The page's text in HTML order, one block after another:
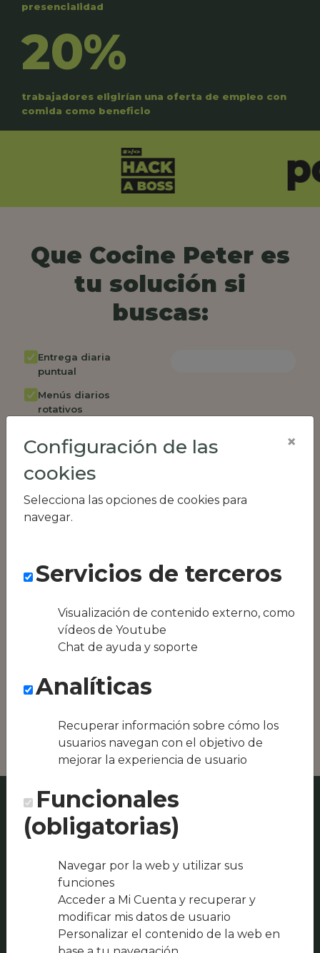
presencialidad
20%
trabajadores eligirían una oferta de empleo con
comida como beneficio
Que Cocine Peter es
tu solución si
buscas:
Entrega diaria
puntual
Menús diarios
rotativos
semanalmente
Factura única
Acceso individual
RR.HH
equipos híbridos
Conseguimos la
oferta local de tu
ser Restaurant
Crist o Kahlo's
Configuración de las
cookies
Selecciona las opciones de cookies para
navegar.
×
Servicios de terceros
Visualización de contenido externo, como
vídeos de Youtube
Chat de ayuda y soporte
Analíticas
Recuperar información sobre cómo los
usuarios navegan con el objetivo de
mejorar la experiencia de usuario
Funcionales
(obligatorias)
Navegar por la web y utilizar sus
funciones
Acceder a Mi Cuenta y recuperar y
modificar mis datos de usuario
Personalizar el contenido de la web en